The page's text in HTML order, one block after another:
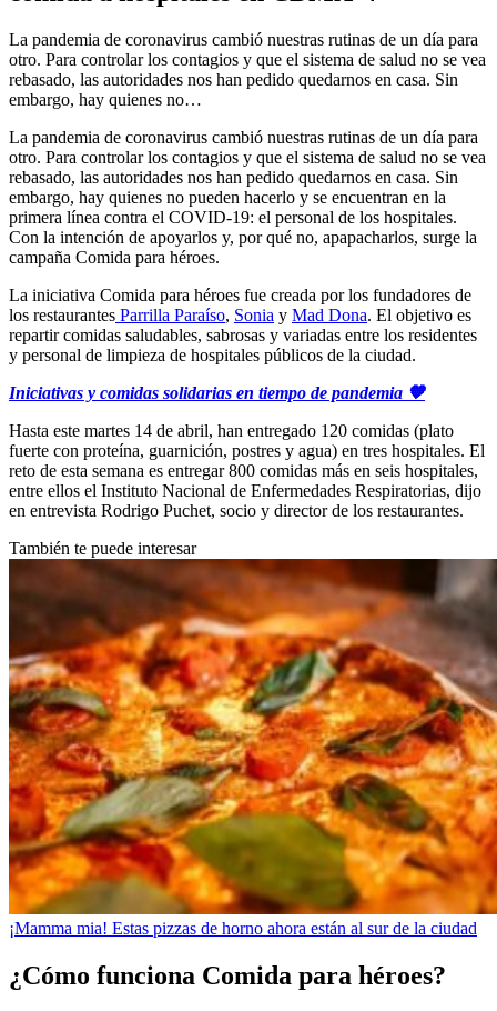
La pandemia de coronavirus cambió nuestras rutinas de un día para
otro. Para controlar los contagios y que el sistema de salud no se vea
rebasado, las autoridades nos han pedido quedarnos en casa. Sin
embargo, hay quienes no…
La pandemia de coronavirus cambió nuestras rutinas de un día para
otro. Para controlar los contagios y que el sistema de salud no se vea
rebasado, las autoridades nos han pedido quedarnos en casa. Sin
embargo, hay quienes no pueden hacerlo y se encuentran en la
primera línea contra el COVID-19: el personal de los hospitales.
Con la intención de apoyarlos y, por qué no, apapacharlos, surge la
campaña Comida para héroes.
La iniciativa Comida para héroes fue creada por los fundadores de
los restaurantes Parrilla Paraíso, Sonia y Mad Dona. El objetivo es
repartir comidas saludables, sabrosas y variadas entre los residentes
y personal de limpieza de hospitales públicos de la ciudad.
Iniciativas y comidas solidarias en tiempo de pandemia 🧡
Hasta este martes 14 de abril, han entregado 120 comidas (plato
fuerte con proteína, guarnición, postres y agua) en tres hospitales. El
reto de esta semana es entregar 800 comidas más en seis hospitales,
entre ellos el Instituto Nacional de Enfermedades Respiratorias, dijo
en entrevista Rodrigo Puchet, socio y director de los restaurantes.
También te puede interesar
¡Mamma mia! Estas pizzas de horno ahora están al sur de la ciudad
¿Cómo funciona Comida para héroes?